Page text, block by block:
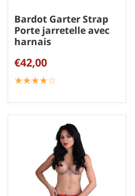
Bardot Garter Strap
Porte jarretelle avec
harnais
€42,00
☆☆☆☆☆
★★★★★